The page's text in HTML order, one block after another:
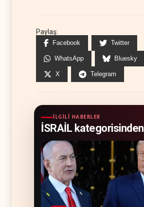
Paylaş:
Facebook Twitter
WhatsApp Bluesky
X Telegram
İLGILI HABERLER
İSRAİL kategorisinden